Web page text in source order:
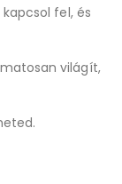
fel, és
világít,